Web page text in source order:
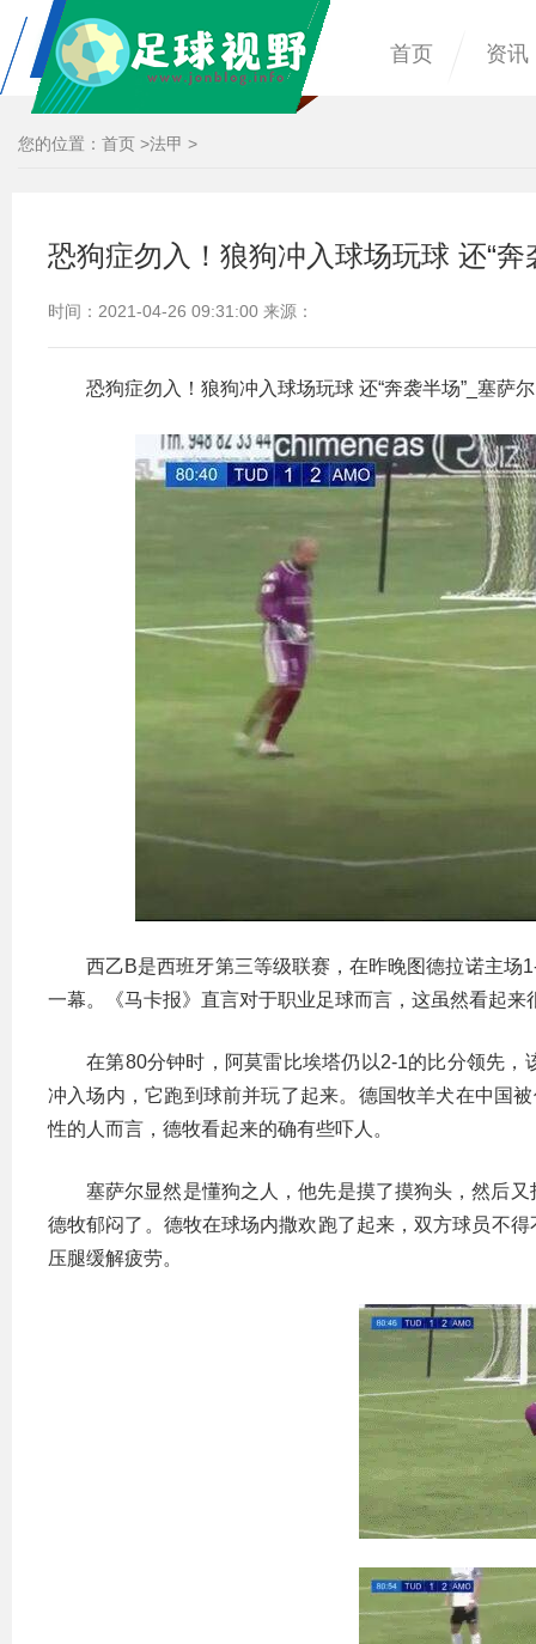
首页 资讯
您的位置： 首页 >法甲 >
恐狗症勿入！狼狗冲入球场玩球 还“奔
时间：2021-04-26 09:31:00 来源：
恐狗症勿入！狼狗冲入球场玩球 还“奔袭半场”_塞萨尔
西乙B是西班牙第三等级联赛，在昨晚图德拉诺主
一幕。《马卡报》直言对于职业足球而言，这虽然看起来
在第80分钟时，阿莫雷比埃塔仍以2-1的比分领先
冲入场内，它跑到球前并玩了起来。德国牧羊犬在中国
性的人而言，德牧看起来的确有些吓人。
塞萨尔显然是懂狗之人，他先是摸了摸狗头，然后
德牧郁闷了。德牧在球场内撒欢跑了起来，双方球员不
压腿缓解疲劳。